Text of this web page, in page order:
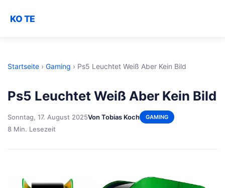
KO TE
Startseite › Gaming › Ps5 Leuchtet Weiß Aber Kein Bild
Ps5 Leuchtet Weiß Aber Kein Bild
Sonntag, 17. August 2025Von Tobias Koch GAMING
8 Min. Lesezeit